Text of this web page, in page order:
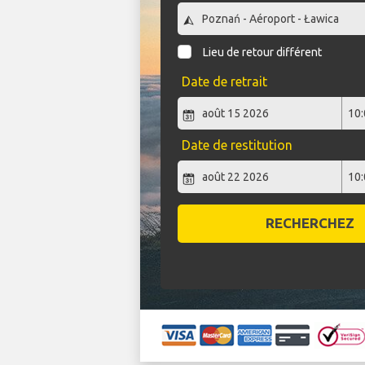
Lieu de retour différent
Date de retrait
Date de restitution
RECHERCHEZ